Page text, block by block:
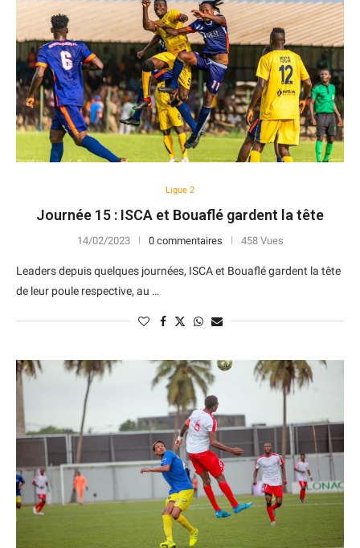
Ligue 2
Journée 15 : ISCA et Bouaflé gardent la tête
14/02/2023 0 commentaires 458 Vues
Leaders depuis quelques journées, ISCA et Bouaflé gardent la tête
de leur poule respective, au …